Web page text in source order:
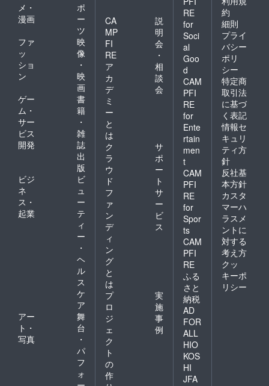
メ・
漫画
ポ
ー
ツ
ファ
ッ
ショ
ン
映
像
・
映
画
ゲー
ム・
サー
ビス
開発
書
籍
・
雑
誌
出
版
ビジ
ネ
ス・
起業
ビ
ュ
ー
テ
ィ
ー
・
ヘ
ル
ス
ケ
ア
アー
ト・
写真
舞
台
・
パ
フ
ォ
CA
MP
FI
RE
ア
カ
デ
ミ
ー
と
は
説
明
会
・
相
談
会
ク
ラ
ウ
ド
フ
ァ
ン
デ
ィ
ン
グ
と
は
サ
ポ
ー
ト
サ
ー
ビ
ス
プ
ロ
ジ
ェ
ク
ト
の
作
実
施
事
例
RE
for
Soci
al
Goo
d
CAM
PFI
RE
for
Ente
rtain
men
t
CAM
PFI
RE
for
Spor
ts
CAM
PFI
RE
ふる
さと
納税
AD
FOR
ALL
HIO
KOS
HI
JFA
約
細則
プライ
バシー
ポリ
シー
特定商
取引法
に基づ
く表記
情報セ
キュリ
ティ方
針
反社基
本方針
カスタ
マーハ
ラスメ
ントに
対する
考え方
クッ
キーポ
リシー